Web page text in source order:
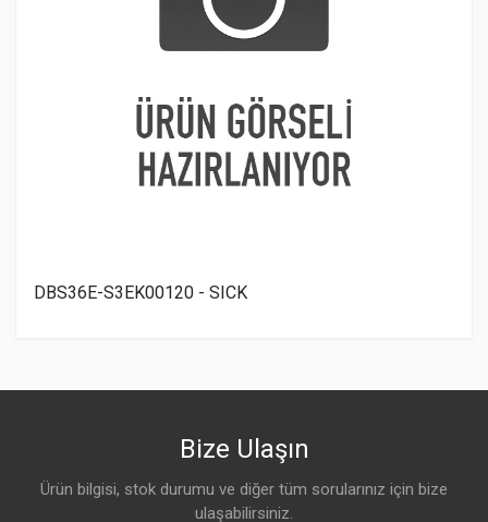
DBS36E-S3EK00120 - SICK
Bize Ulaşın
Ürün bilgisi, stok durumu ve diğer tüm sorularınız için bize
ulaşabilirsiniz.